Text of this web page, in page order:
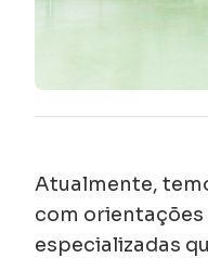
Atualmente,
com
especializadas